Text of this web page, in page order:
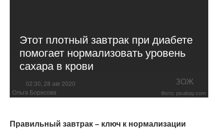
Этот плотный завтрак при диабете
помогает нормализовать уровень
сахара в крови
02:30, 28 авг 2020 ЗОЖ
Ольга Борисова Фото: pixabay.com
Правильный завтрак – ключ к нормализации